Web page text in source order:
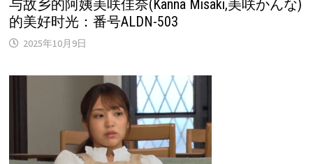
与故乡的阿姨美咲佳奈(Kanna Misaki,美咲かんな)
的美好时光：番号ALDN-503
2025年10月9日